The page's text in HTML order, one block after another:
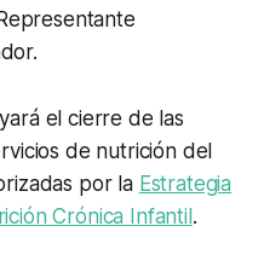
el cierre de las
de nutrición del
por la Estrategia
Crónica Infantil.